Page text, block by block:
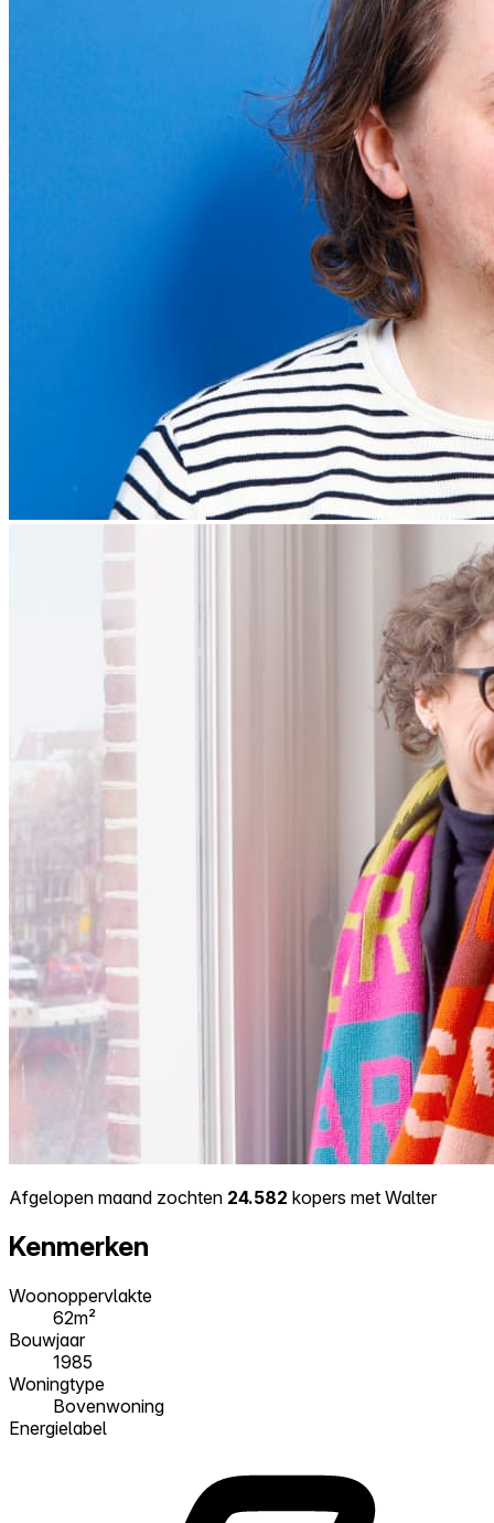
Afgelopen maand zochten 24.582 kopers met Walter
Kenmerken
Woonoppervlakte
62m²
Bouwjaar
1985
Woningtype
Bovenwoning
Energielabel